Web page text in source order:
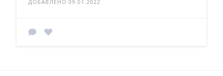
ДОБАВЛЕНО 09.01.2022